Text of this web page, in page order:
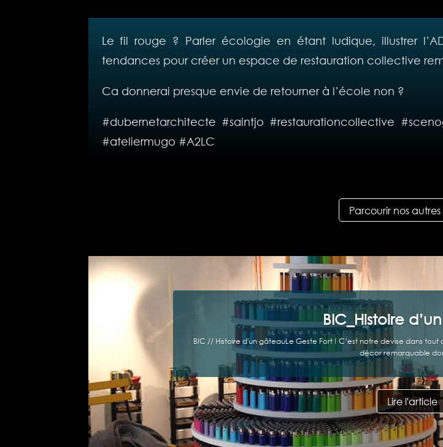
Le fil rouge ? Parler écologie en étant ludique, illustrer
tendances pour créer un espace de restauration collective
Ca donnerai presque envie de retourner à l’école non ?
#dubernetarchitecte #saintjo #restaurationcollective
#ateliermugo #A2LC
Parcourir nos
BIC_Histoire
BIC // Histoire d'un gâteauLe Geste Fort ! C’est notre devise dans
décor remarquable
Lire l'article